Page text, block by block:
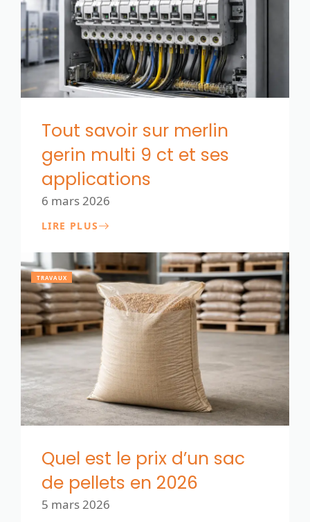
Tout savoir sur merlin
gerin multi 9 ct et ses
applications
6 mars 2026
LIRE PLUS
TRAVAUX
Quel est le prix d’un sac
de pellets en 2026
5 mars 2026